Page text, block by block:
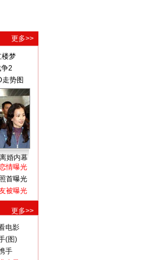
更多>>
楼梦
2
势图
婚内幕
情曝光
首曝光
被曝光
更多>>
电影
(图)
手